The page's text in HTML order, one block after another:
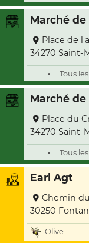
Marché
Place de
34270 Saint-
Tous
Marché
Place du
34270 Saint-
Tous
Earl Agt
Chemin
30250
Olive